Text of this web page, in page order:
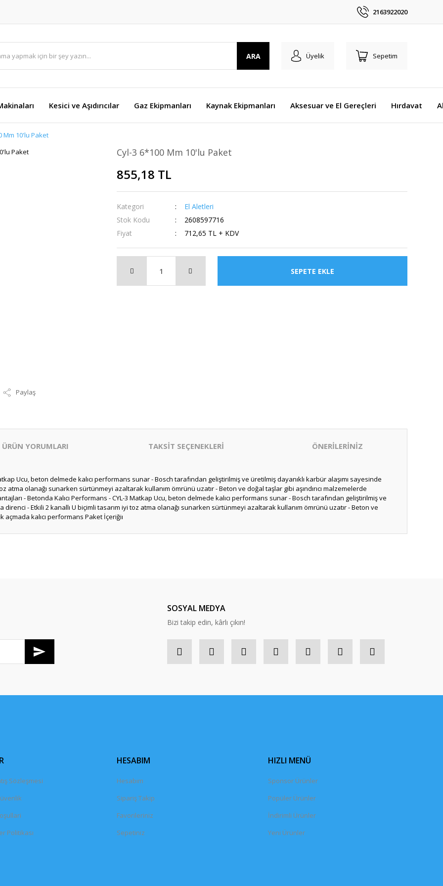
2163922020
ARA Üyelik Sepetim
Kesici ve Aşıdırıcılar Gaz Ekipmanları Kaynak Ekipmanları Aksesuar ve El Gereçleri Hırdavat
Mm 10'lu Paket
Paylaş
Cyl-3 6*100 Mm 10'lu Paket
855,18 TL
Kategori
El Aletleri
Stok Kodu
2608597716
Fiyat
712,65 TL + KDV
SEPETE EKLE
ÜRÜN YORUMLARI TAKSİT SEÇENEKLERİ ÖNERİLERİNİZ
Ucu, beton delmede kalıcı performans sunar - Bosch tarafından geliştirilmiş ve üretilmiş dayanıklı karbür alaşımı sayesinde
atma olanağı sunarken sürtünmeyi azaltarak kullanım ömrünü uzatır - Beton ve doğal taşlar gibi aşındırıcı malzemelerde
- Betonda Kalıcı Performans - CYL-3 Matkap Ucu, beton delmede kalıcı performans sunar - Bosch tarafından geliştirilmiş ve
direnci - Etkili 2 kanallı U biçimli tasarım iyi toz atma olanağı sunarken sürtünmeyi azaltarak kullanım ömrünü uzatır - Beton ve
açmada kalıcı performans Paket İçeriğiı
SOSYAL MEDYA
Bizi takip edin, kârlı çıkın!
Sözleşmesi
Politikası
HESABIM
Hesabım
Sipariş Takip
Favorileriniz
Sepetiniz
HIZLI MENÜ
Sponsor Ürünler
Popüler Ürünler
İndirimli Ürünler
Yeni Ürünler